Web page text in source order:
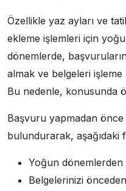
Özellikle yaz ayları ve
ekleme işlemleri için
dönemlerde,
almak ve belgeleri
Bu nedenle, konusunda
Başvuru yapmadan
bulundurarak, aşağıdaki
Yoğun dönemlerden
Belgelerinizi